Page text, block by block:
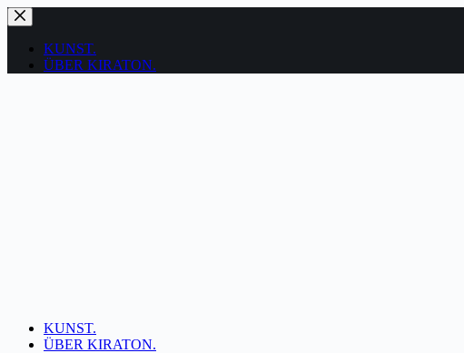
Zum
Inhalt
springenKUNST.
ÜBER KIRATON.
KUNST.
ÜBER KIRATON.